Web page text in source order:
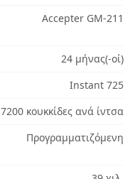
Accepter GM-211
24 μήνας(-οί)
Instant 725
7200 κουκκίδες ανά ίντσα
Προγραμματιζόμενη